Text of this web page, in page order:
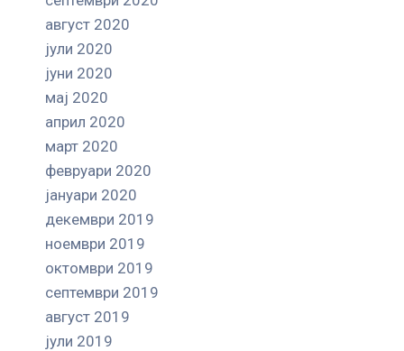
август 2020
јули 2020
јуни 2020
мај 2020
април 2020
март 2020
февруари 2020
јануари 2020
декември 2019
ноември 2019
октомври 2019
септември 2019
август 2019
јули 2019